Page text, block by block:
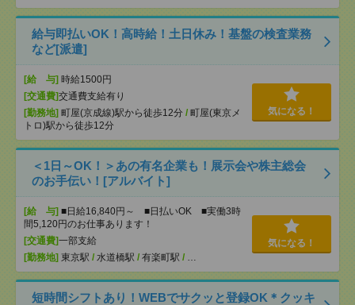
給与即払いOK！高時給！土日休み！基盤の検査業務
など[派遣]
[給 与] 時給1500円
[交通費]交通費支給有り
[勤務地] 町屋(京成線)駅から徒歩12分 / 町屋(東京メ
トロ)駅から徒歩12分
気になる！
＜1日～OK！＞あの有名企業も！展示会や株主総会
のお手伝い！[アルバイト]
[給 与] ■日給16,840円～ ■日払いOK ■実働3時
間5,120円のお仕事あります！
[交通費]一部支給
[勤務地] 東京駅 / 水道橋駅 / 有楽町駅 / …
気になる！
短時間シフトあり！WEBでサクッと登録OK＊クッキ